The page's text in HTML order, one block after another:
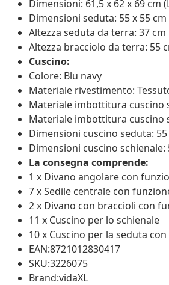
Dimensioni: 61,5 x 62 x 69 cm
Dimensioni seduta: 55 x 55 cm
Altezza seduta da terra: 37 cm
Altezza bracciolo da terra: 55
Cuscino:
Colore: Blu navy
Materiale rivestimento:
Materiale imbottitura cuscino
Materiale imbottitura cuscino
Dimensioni cuscino seduta: 55
Dimensioni cuscino schienale:
La consegna comprende:
1 x Divano angolare con
7 x Sedile centrale con
2 x Divano con braccioli con
11 x Cuscino per lo schienale
10 x Cuscino per la seduta
EAN:8721012830417
SKU:3226075
Brand:vidaXL